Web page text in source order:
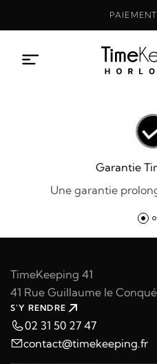
Garantie
Une garantie
TimeKeeping 41
41 Rue Guillaume le
S'Y RENDRE
02 31 50 27 47
contact@timekeeping.fr